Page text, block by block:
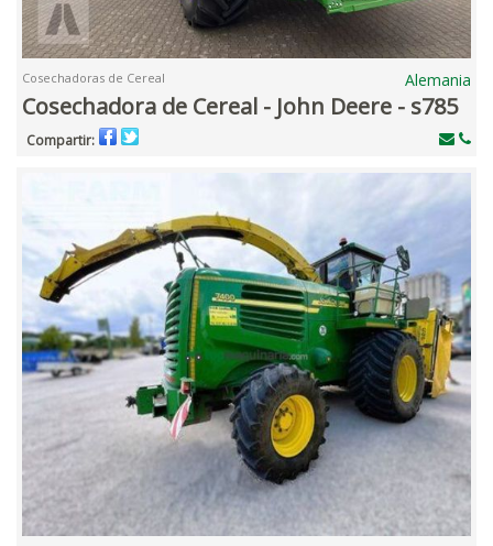
Cosechadoras de Cereal Alemania
Cosechadora de Cereal - John Deere - s785
Compartir: